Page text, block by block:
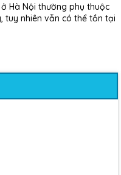
Hà Nội thường phụ thuộc
tuy nhiên vẫn có thể tồn tại